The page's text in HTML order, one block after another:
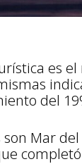
es
del
Mar